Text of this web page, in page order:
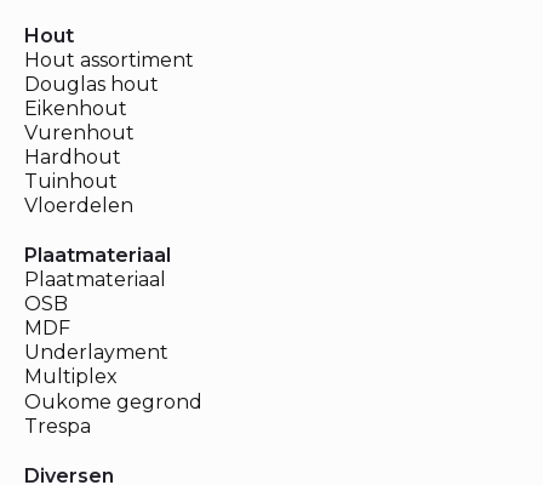
Hout
Hout assortiment
Douglas hout
Eikenhout
Vurenhout
Hardhout
Tuinhout
Vloerdelen
Plaatmateriaal
Plaatmateriaal
OSB
MDF
Underlayment
Multiplex
Oukome gegrond
Trespa
Diversen